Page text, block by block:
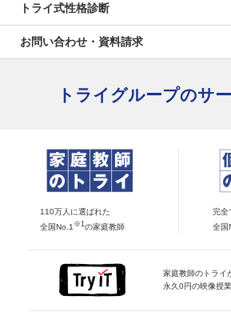
トライ式性格診断
お問い合わせ・資料請求
トライグループのサ
110万人に選ばれた
全国No.1 ※1 の家庭教師
完全
全国
家庭教師のトライ
永久0円の映像授業